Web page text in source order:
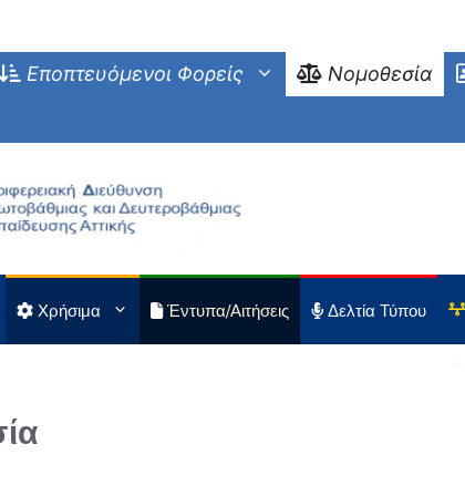
Εποπτευόμενοι Φορείς Νομοθεσία
Χρήσιμα Έντυπα/Αιτήσεις Δελτία Τύπου